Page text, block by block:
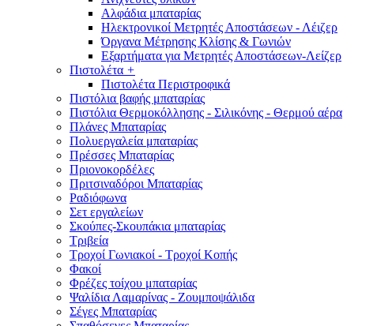
Αλφάδια μπαταρίας
Ηλεκτρονικοί Μετρητές Αποστάσεων - Λέιζερ
Όργανα Μέτρησης Κλίσης & Γωνιών
Εξαρτήματα για Μετρητές Αποστάσεων-Λείζερ
Πιστολέτα +
Πιστολέτα Περιστροφικά
Πιστόλια βαφής μπαταρίας
Πιστόλια Θερμοκόλλησης - Σιλικόνης - Θερμού αέρα
Πλάνες Μπαταρίας
Πολυεργαλεία μπαταρίας
Πρέσσες Μπαταρίας
Πριονοκορδέλες
Πριτσιναδόροι Μπαταρίας
Ραδιόφωνα
Σετ εργαλείων
Σκούπες-Σκουπάκια μπαταρίας
Τριβεία
Τροχοί Γωνιακοί - Τροχοί Κοπής
Φακοί
Φρέζες τοίχου μπαταρίας
Ψαλίδια Λαμαρίνας - Ζουμποψάλιδα
Σέγες Μπαταρίας